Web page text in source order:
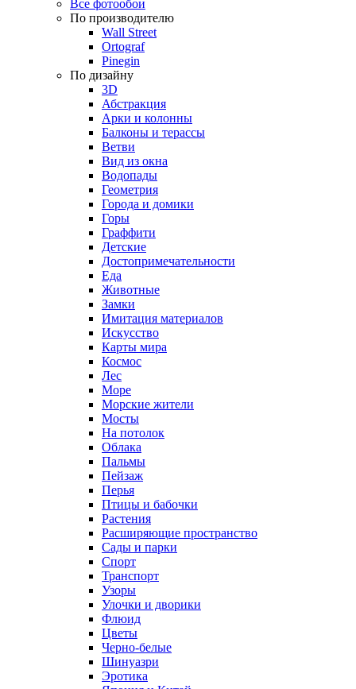
Все фотообои
По производителю
Wall Street
Ortograf
Pinegin
По дизайну
3D
Абстракция
Арки и колонны
Балконы и терассы
Ветви
Вид из окна
Водопады
Геометрия
Города и домики
Горы
Граффити
Детские
Достопримечательности
Еда
Животные
Замки
Имитация материалов
Искусство
Карты мира
Космос
Лес
Море
Морские жители
Мосты
На потолок
Облака
Пальмы
Пейзаж
Перья
Птицы и бабочки
Растения
Расширяющие пространство
Сады и парки
Спорт
Транспорт
Узоры
Улочки и дворики
Флюид
Цветы
Черно-белые
Шинуазри
Эротика